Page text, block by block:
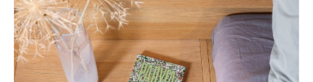
КОМУ ПРИНАДЛЕЖАТ
ТОРГОВЫЕ ЦЕНТРЫ
ТАТАРСТАНА
БЮДЖЕТ
ИНВЕСТИЦИИ
МАШИНОСТРОЕНИЕ
НЕФТЕХИМИЯ
НОВОСТИ АВТО
БИЗНЕС
НОВОСТИ БИЗНЕСА
РОЗНИЧНАЯ ТОРГОВЛЯ
ТЕХНОЛОГИИ
НОВОСТИ ТЕХНОЛОГИЙ
МЕРОПРИЯТИЯ